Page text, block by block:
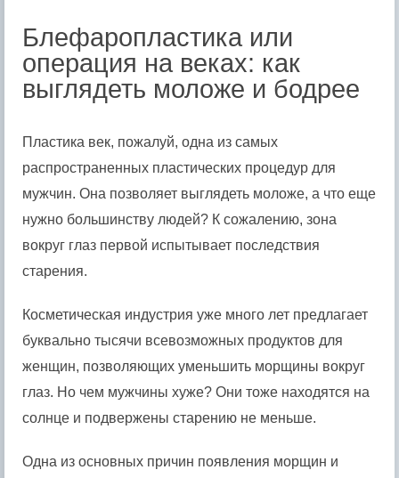
Блефаропластика или
операция на веках: как
выглядеть моложе и бодрее
Пластика век, пожалуй, одна из самых
распространенных пластических процедур для
мужчин. Она позволяет выглядеть моложе, а что еще
нужно большинству людей? К сожалению, зона
вокруг глаз первой испытывает последствия
старения.
Косметическая индустрия уже много лет предлагает
буквально тысячи всевозможных продуктов для
женщин, позволяющих уменьшить морщины вокруг
глаз. Но чем мужчины хуже? Они тоже находятся на
солнце и подвержены старению не меньше.
Одна из основных причин появления морщин и